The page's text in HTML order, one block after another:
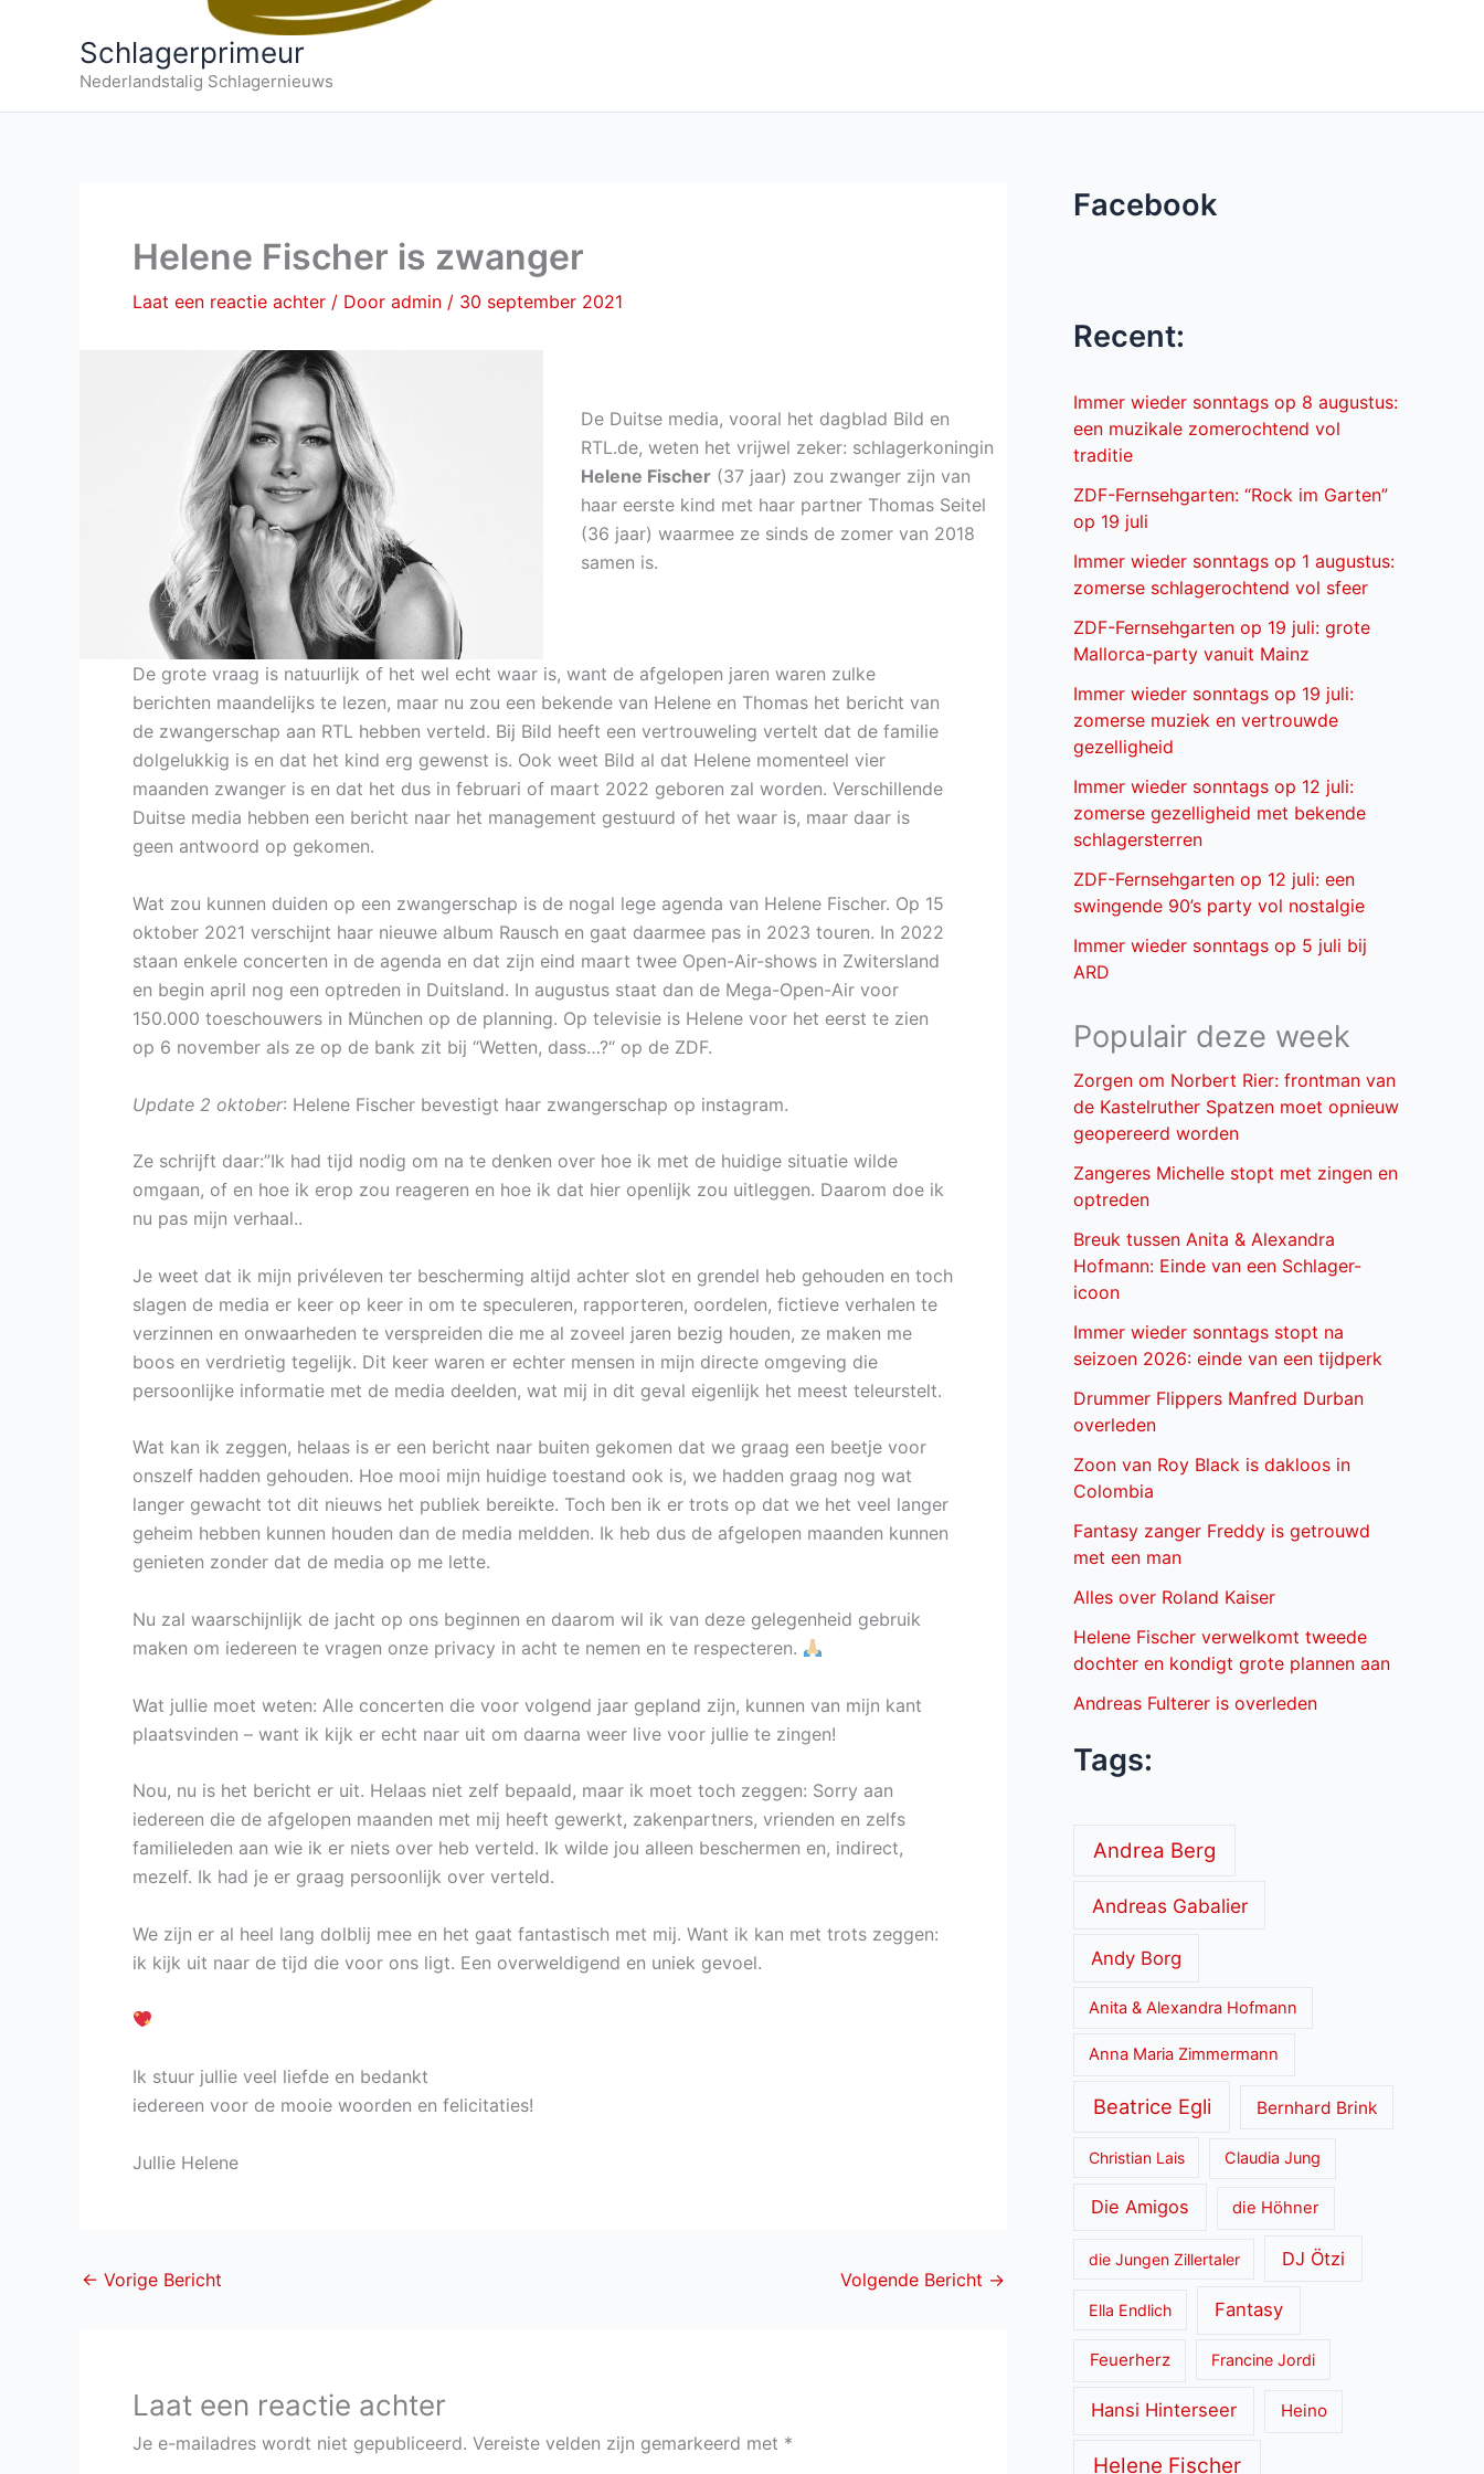
Schlagerprimeur
Nederlandstalig Schlagernieuws
Helene Fischer is zwanger
Laat een reactie achter / Door admin / 30 september 2021
De Duitse media, vooral het dagblad Bild en
RTL.de, weten het vrijwel zeker: schlagerkoningin
Helene Fischer(37 jaar) zou zwanger zijn van
haar eerste kind met haar partner Thomas Seitel
(36 jaar) waarmee ze sinds de zomer van 2018
samen is.
De grote vraag is natuurlijk of het wel echt waar is, want de afgelopen jaren waren zulke
berichten maandelijks te lezen, maar nu zou een bekende van Helene en Thomas het bericht van
de zwangerschap aan RTL hebben verteld. Bij Bild heeft een vertrouweling vertelt dat de familie
dolgelukkig is en dat het kind erg gewenst is. Ook weet Bild al dat Helene momenteel vier
maanden zwanger is en dat het dus in februari of maart 2022 geboren zal worden. Verschillende
Duitse media hebben een bericht naar het management gestuurd of het waar is, maar daar is
geen antwoord op gekomen.
Wat zou kunnen duiden op een zwangerschap is de nogal lege agenda van Helene Fischer. Op 15
oktober 2021 verschijnt haar nieuwe album Rausch en gaat daarmee pas in 2023 touren. In 2022
staan enkele concerten in de agenda en dat zijn eind maart twee Open-Air-shows in Zwitersland
en begin april nog een optreden in Duitsland. In augustus staat dan de Mega-Open-Air voor
150.000 toeschouwers in München op de planning. Op televisie is Helene voor het eerst te zien
op 6 november als ze op de bank zit bij “Wetten, dass…?“ op de ZDF.
Update 2 oktober: Helene Fischer bevestigt haar zwangerschap op instagram.
Ze schrijft daar:”Ik had tijd nodig om na te denken over hoe ik met de huidige situatie wilde
omgaan, of en hoe ik erop zou reageren en hoe ik dat hier openlijk zou uitleggen. Daarom doe ik
nu pas mijn verhaal..
Je weet dat ik mijn privéleven ter bescherming altijd achter slot en grendel heb gehouden en toch
slagen de media er keer op keer in om te speculeren, rapporteren, oordelen, fictieve verhalen te
verzinnen en onwaarheden te verspreiden die me al zoveel jaren bezig houden, ze maken me
boos en verdrietig tegelijk. Dit keer waren er echter mensen in mijn directe omgeving die
persoonlijke informatie met de media deelden, wat mij in dit geval eigenlijk het meest teleurstelt.
Wat kan ik zeggen, helaas is er een bericht naar buiten gekomen dat we graag een beetje voor
onszelf hadden gehouden. Hoe mooi mijn huidige toestand ook is, we hadden graag nog wat
langer gewacht tot dit nieuws het publiek bereikte. Toch ben ik er trots op dat we het veel langer
geheim hebben kunnen houden dan de media meldden. Ik heb dus de afgelopen maanden kunnen
genieten zonder dat de media op me lette.
Nu zal waarschijnlijk de jacht op ons beginnen en daarom wil ik van deze gelegenheid gebruik
maken om iedereen te vragen onze privacy in acht te nemen en te respecteren.
Wat jullie moet weten: Alle concerten die voor volgend jaar gepland zijn, kunnen van mijn kant
plaatsvinden – want ik kijk er echt naar uit om daarna weer live voor jullie te zingen!
Nou, nu is het bericht er uit. Helaas niet zelf bepaald, maar ik moet toch zeggen: Sorry aan
iedereen die de afgelopen maanden met mij heeft gewerkt, zakenpartners, vrienden en zelfs
familieleden aan wie ik er niets over heb verteld. Ik wilde jou alleen beschermen en, indirect,
mezelf. Ik had je er graag persoonlijk over verteld.
We zijn er al heel lang dolblij mee en het gaat fantastisch met mij. Want ik kan met trots zeggen:
ik kijk uit naar de tijd die voor ons ligt. Een overweldigend en uniek gevoel.
Ik stuur jullie veel liefde en bedankt
iedereen voor de mooie woorden en felicitaties!
Jullie Helene
← Vorige Bericht Volgende Bericht →
Laat een reactie achter
Je e-mailadres wordt niet gepubliceerd. Vereiste velden zijn gemarkeerd met *
Facebook
Recent:
Immer wieder sonntags op 8 augustus:
een muzikale zomerochtend vol
traditie
ZDF-Fernsehgarten: “Rock im Garten”
op 19 juli
Immer wieder sonntags op 1 augustus:
zomerse schlagerochtend vol sfeer
ZDF-Fernsehgarten op 19 juli: grote
Mallorca-party vanuit Mainz
Immer wieder sonntags op 19 juli:
zomerse muziek en vertrouwde
gezelligheid
Immer wieder sonntags op 12 juli:
zomerse gezelligheid met bekende
schlagersterren
ZDF-Fernsehgarten op 12 juli: een
swingende 90’s party vol nostalgie
Immer wieder sonntags op 5 juli bij
ARD
Populair deze week
Zorgen om Norbert Rier: frontman van
de Kastelruther Spatzen moet opnieuw
geopereerd worden
Zangeres Michelle stopt met zingen en
optreden
Breuk tussen Anita & Alexandra
Hofmann: Einde van een Schlager-
icoon
Immer wieder sonntags stopt na
seizoen 2026: einde van een tijdperk
Drummer Flippers Manfred Durban
overleden
Zoon van Roy Black is dakloos in
Colombia
Fantasy zanger Freddy is getrouwd
met een man
Alles over Roland Kaiser
Helene Fischer verwelkomt tweede
dochter en kondigt grote plannen aan
Andreas Fulterer is overleden
Tags:
Andrea Berg
Andreas Gabalier
Andy Borg
Anita & Alexandra Hofmann
Anna Maria Zimmermann
Beatrice Egli Bernhard Brink
Christian Lais Claudia Jung
Die Amigos die Höhner
die Jungen Zillertaler DJ Ötzi
Ella Endlich Fantasy
Feuerherz Francine Jordi
Hansi Hinterseer Heino
Helene Fischer